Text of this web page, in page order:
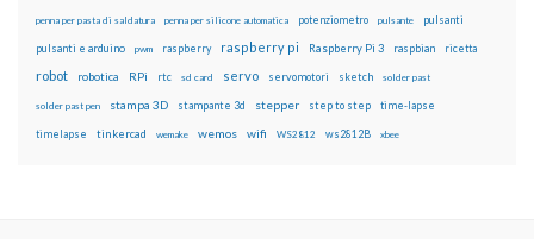
penna per pasta di saldatura penna per silicone automatica potenziometro pulsante pulsanti
pulsanti e arduino pwm raspberry raspberry pi Raspberry Pi 3 raspbian ricetta
robot robotica RPi rtc sd card servo servomotori sketch solder past
solder past pen stampa 3D stampante 3d stepper step to step time-lapse
timelapse tinkercad wemake wemos wifi WS2812 ws2812B xbee